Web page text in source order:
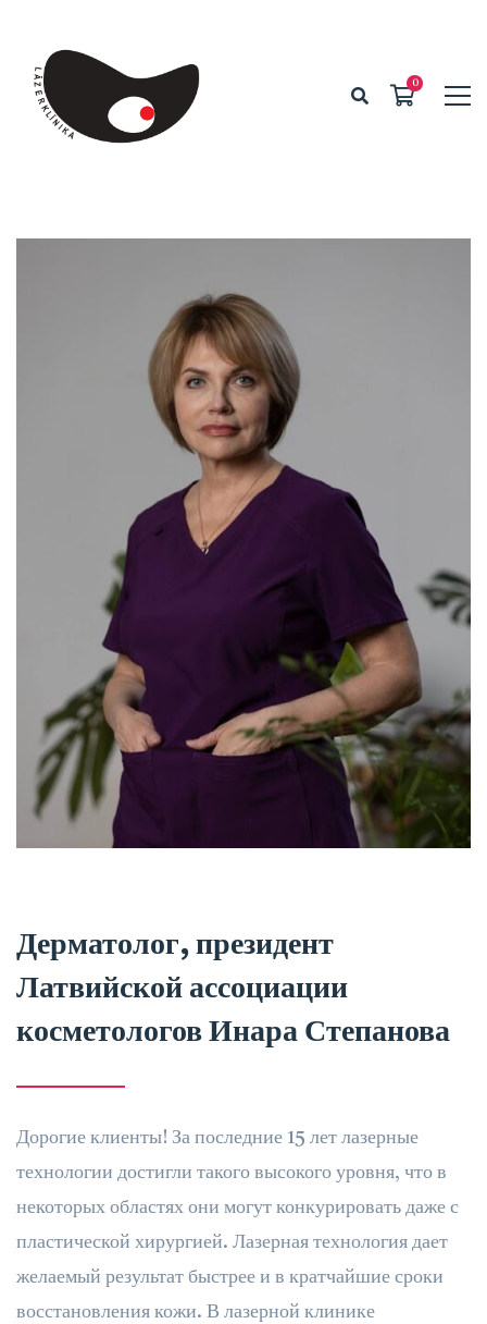
Дерматолог, президент
Латвийской ассоциации
косметологов Инара Степанова
Дорогие клиенты! За последние 15 лет лазерные
технологии достигли такого высокого уровня, что в
некоторых областях они могут конкурировать даже с
пластической хирургией. Лазерная технология дает
желаемый результат быстрее и в кратчайшие сроки
восстановления кожи. В лазерной клинике